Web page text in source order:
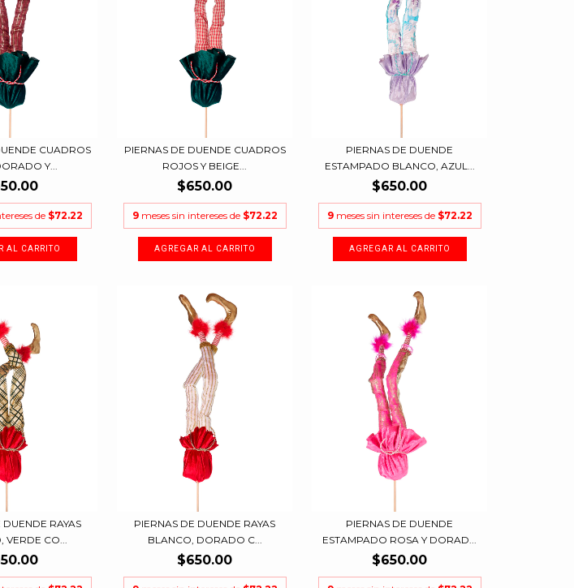
CUADROS
Y...
de $72.22
PIERNAS DE DUENDE CUADROS
ROJOS Y BEIGE...
$650.00
9 meses sin intereses de $72.22
PIERNAS DE DUENDE
ESTAMPADO BLANCO, AZUL...
$650.00
9 meses sin intereses de $72.22
RAYAS
CO...
PIERNAS DE DUENDE RAYAS
BLANCO, DORADO C...
$650.00
PIERNAS DE DUENDE
ESTAMPADO ROSA Y DORAD...
$650.00